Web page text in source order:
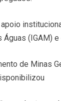
Águas (IGAM) e
de Minas